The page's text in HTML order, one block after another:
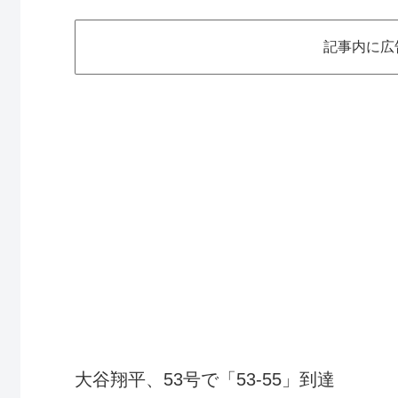
記事内に広
大谷翔平、53号で「53-55」到達